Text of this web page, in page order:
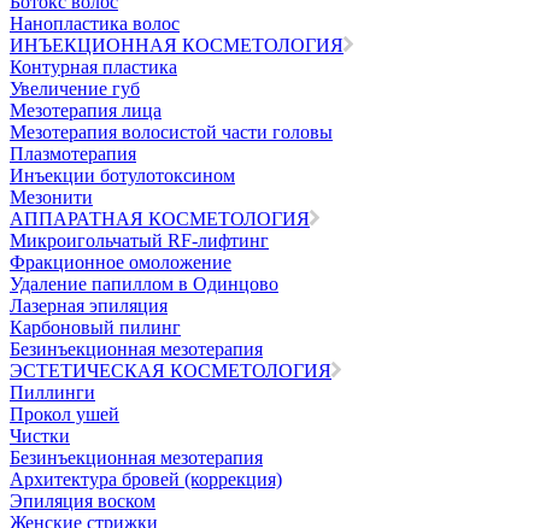
Нанопластика волос
ИНЪЕКЦИОННАЯ КОСМЕТОЛОГИЯ
Контурная пластика
Увеличение губ
Мезотерапия лица
Мезотерапия волосистой части головы
Плазмотерапия
Инъекции ботулотоксином
Мезонити
АППАРАТНАЯ КОСМЕТОЛОГИЯ
Микроигольчатый RF-лифтинг
Фракционное омоложение
Удаление папиллом в Одинцово
Лазерная эпиляция
Карбоновый пилинг
Безинъекционная мезотерапия
ЭСТЕТИЧЕСКАЯ КОСМЕТОЛОГИЯ
Пиллинги
Прокол ушей
Чистки
Безинъeкционная мезотерапия
Архитектура бровей (коррекция)
Эпиляция воском
Женские стрижки